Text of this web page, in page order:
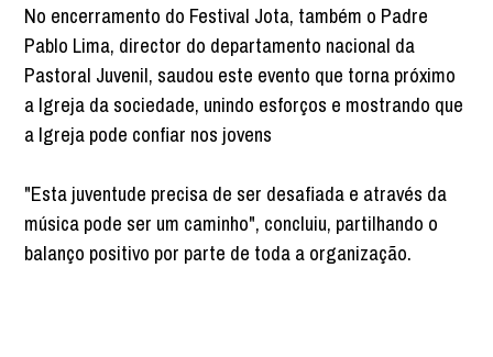
No encerramento do Festival Jota, também o Padre
Pablo Lima, director do departamento nacional da
Pastoral Juvenil, saudou este evento que torna próximo
a Igreja da sociedade, unindo esforços e mostrando que
a Igreja pode confiar nos jovens
"Esta juventude precisa de ser desafiada e através da
música pode ser um caminho", concluiu, partilhando o
balanço positivo por parte de toda a organização.